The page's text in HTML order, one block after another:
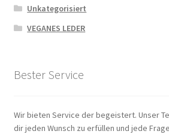
Unkategorisiert
VEGANES LEDER
Bester Service
Wir bieten Service der begeistert. Unser
dir jeden Wunsch zu erfüllen und jede